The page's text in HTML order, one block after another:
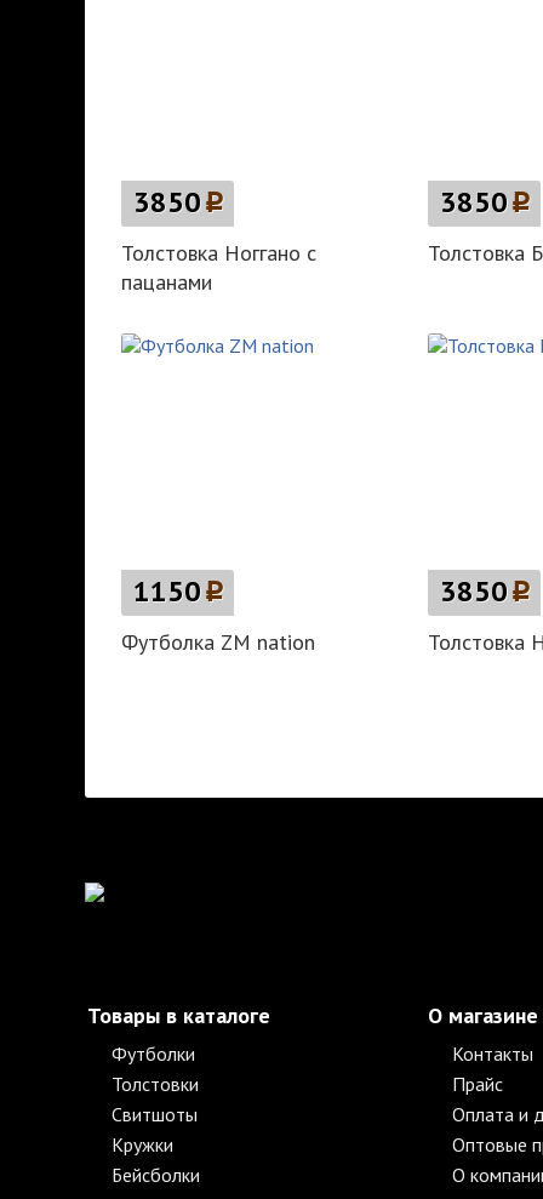
3850p
Толстовка Ноггано с
пацанами
3850p
Толстовка
1150p
Футболка ZM nation
3850p
Толстовка
Товары в каталоге
Футболки
Толстовки
Свитшоты
Кружки
Бейсболки
О магазине
Контакты
Прайс
Оплата и
Оптовые
О